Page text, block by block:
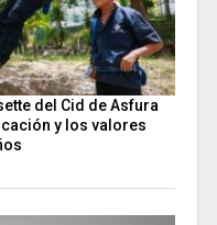
del Cid de Asfura
y los valores